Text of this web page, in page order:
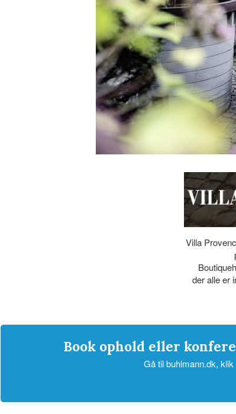
Villa
der alle er
Book ophold eller
Gå til buhlmann.dk,